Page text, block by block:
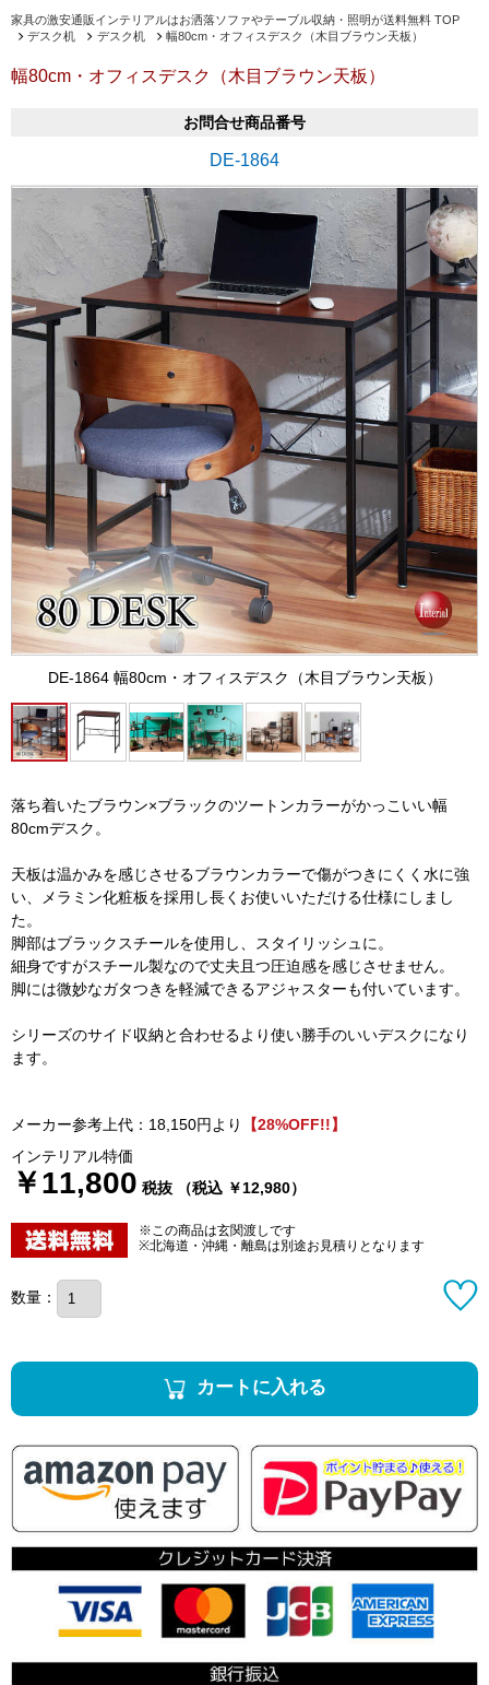
家具の激安通販インテリアルはお洒落ソファやテーブル収納・照明が送料無料 TOP
デスク机
デスク机 幅80cm・オフィスデスク（木目ブラウン天板）
幅80cm・オフィスデスク（木目ブラウン天板）
お問合せ商品番号
DE-1864
DE-1864 幅80cm・オフィスデスク（木目ブラウン天板）
落ち着いたブラウン×ブラックのツートンカラーがかっこいい幅
80cmデスク。
天板は温かみを感じさせるブラウンカラーで傷がつきにくく水に強
い、メラミン化粧板を採用し長くお使いいただける仕様にしまし
た。
脚部はブラックスチールを使用し、スタイリッシュに。
細身ですがスチール製なので丈夫且つ圧迫感を感じさせません。
脚には微妙なガタつきを軽減できるアジャスターも付いています。
シリーズのサイド収納と合わせるより使い勝手のいいデスクになり
ます。
メーカー参考上代：18,150円より
【28%OFF!!】
インテリアル特価
￥11,800 税抜 （税込 ￥12,980）
※この商品は玄関渡しです
※北海道・沖縄・離島は別途お見積りとなります
数量：
カートに入れる